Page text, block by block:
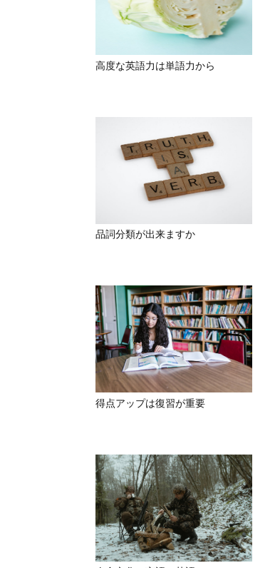
高度な英語力は単語力から
品詞分類が出来ますか
得点アップは復習が重要